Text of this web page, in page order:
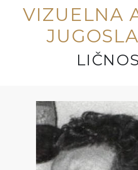
VIZUELNA